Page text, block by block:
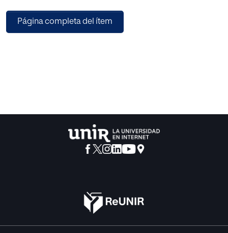
posibilidad de desarrollar nuevas metodologías a través
del juego. Por tanto, se ha diseñado una propuesta de
Página completa del ítem